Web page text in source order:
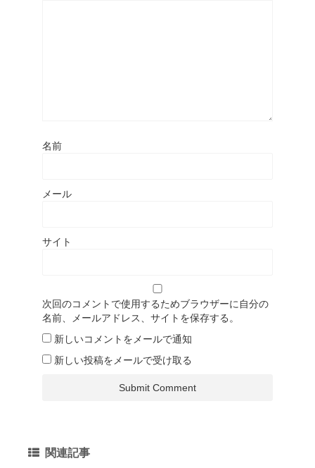
名前
メール
サイト
次回のコメントで使用するためブラウザーに自分の
名前、メールアドレス、サイトを保存する。
新しいコメントをメールで通知
新しい投稿をメールで受け取る
関連記事